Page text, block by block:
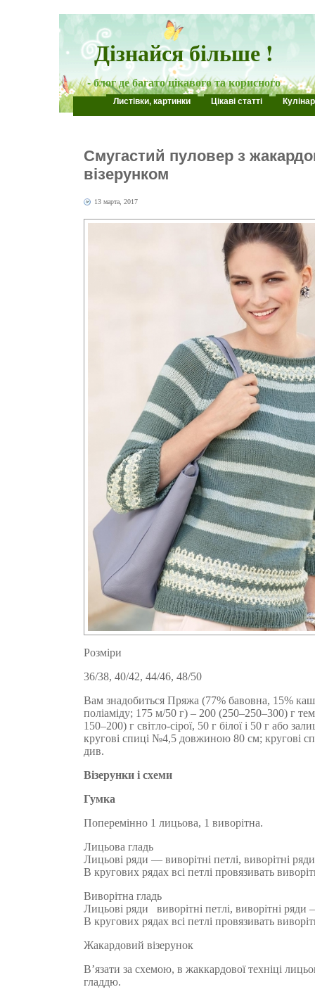
Дізнайся більше !
- блог де багато цікавого та корисного
Листівки, картинки Цікаві статті
Смугастий пуловер з
візерунком
13 марта, 2017
Розміри
36/38, 40/42, 44/46, 48/50
Вам знадобиться Пряжа (77% бавовна, 15%
поліаміду; 175 м/50 г) – 200 (250–250–300) г
150–200) г світло-сірої, 50 г білої і 50 г або
кругові спиці №4,5 довжиною 80 см; кругові
див.
Візерунки і схеми
Гумка
Поперемінно 1 лицьова, 1 виворітна.
Лицьова гладь
Лицьові ряди — виворітні петлі, виворітні
В кругових рядах всі петлі провязивать
Виворітна гладь
Лицьові ряди виворітні петлі, виворітні ряди
В кругових рядах всі петлі провязивать
Жакардовий візерунок
В’язати за схемою, в жаккардової техніці
гладдю.